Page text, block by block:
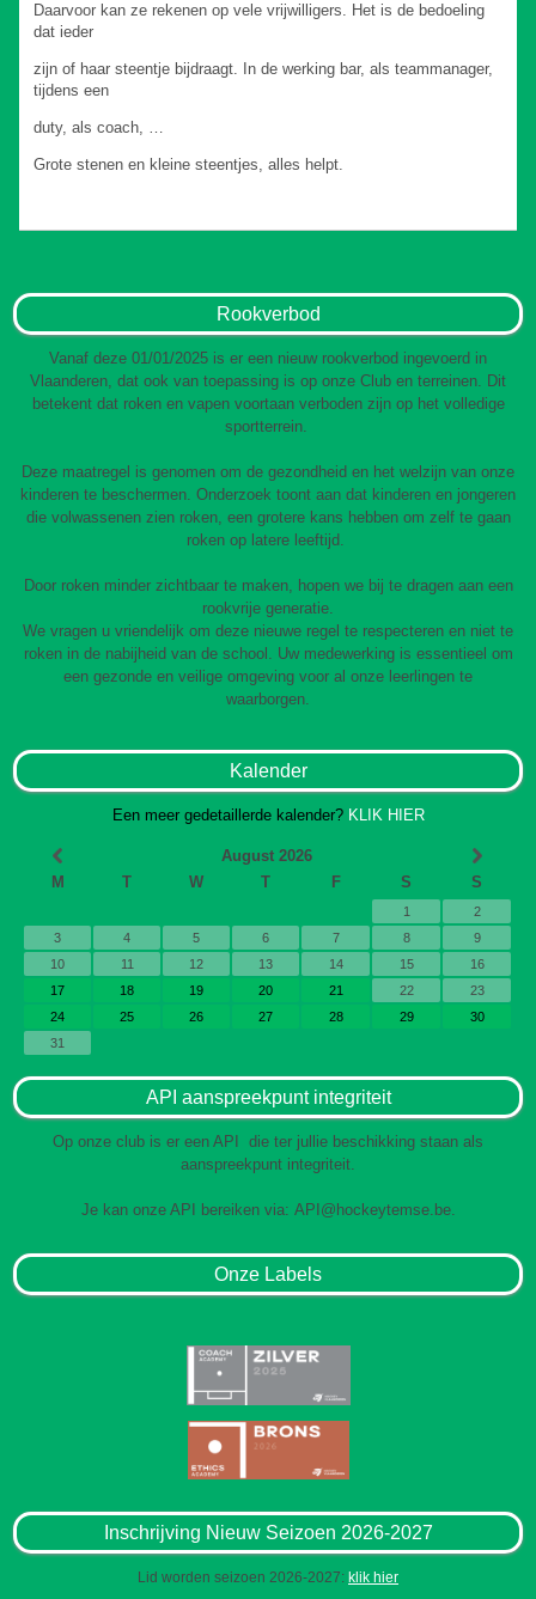
Daarvoor kan ze rekenen op vele vrijwilligers. Het is de bedoeling
dat ieder
zijn of haar steentje bijdraagt. In de werking bar, als teammanager,
tijdens een
duty, als coach, …
Grote stenen en kleine steentjes, alles helpt.
Rookverbod
Vanaf deze 01/01/2025 is er een nieuw rookverbod ingevoerd in
Vlaanderen, dat ook van toepassing is op onze Club en terreinen. Dit
betekent dat roken en vapen voortaan verboden zijn op het volledige
sportterrein.
Deze maatregel is genomen om de gezondheid en het welzijn van onze
kinderen te beschermen. Onderzoek toont aan dat kinderen en jongeren
die volwassenen zien roken, een grotere kans hebben om zelf te gaan
roken op latere leeftijd.
Door roken minder zichtbaar te maken, hopen we bij te dragen aan een
rookvrije generatie.
We vragen u vriendelijk om deze nieuwe regel te respecteren en niet te
roken in de nabijheid van de school. Uw medewerking is essentieel om
een gezonde en veilige omgeving voor al onze leerlingen te
waarborgen.
Kalender
Een meer gedetaillerde kalender?KLIK HIER
August 2026
M
T W T F S S
1
2
3
4 5 6 7 8
9
10
11 12 13 14 15
16
17
18 19 20 21 22
23
24
25 26 27 28 29
30
31
API aanspreekpunt integriteit
Op onze club is er een API die ter jullie beschikking staan als
aanspreekpunt integriteit.
Je kan onze API bereiken via: API@hockeytemse.be.
Onze Labels
Inschrijving Nieuw Seizoen 2026-2027
Lid worden seizoen 2026-2027: klik hier